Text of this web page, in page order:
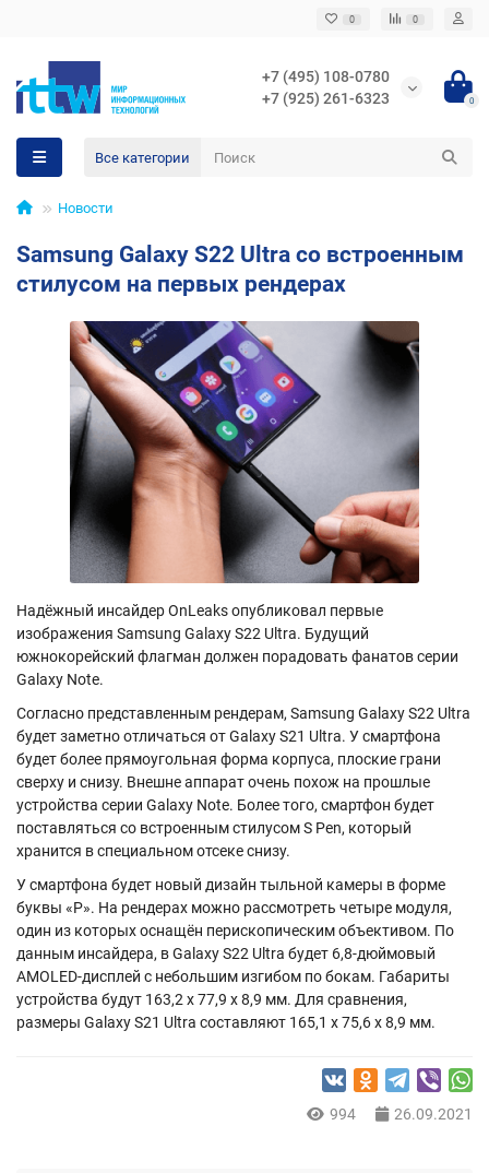
0 0
+7 (495) 108-0780
+7 (925) 261-6323
0
Все категории
Новости
Samsung Galaxy S22 Ultra со встроенным
стилусом на первых рендерах
Надёжный инсайдер OnLeaks опубликовал первые
изображения Samsung Galaxy S22 Ultra. Будущий
южнокорейский флагман должен порадовать фанатов серии
Galaxy Note.
Согласно представленным рендерам, Samsung Galaxy S22 Ultra
будет заметно отличаться от Galaxy S21 Ultra. У смартфона
будет более прямоугольная форма корпуса, плоские грани
сверху и снизу. Внешне аппарат очень похож на прошлые
устройства серии Galaxy Note. Более того, смартфон будет
поставляться со встроенным стилусом S Pen, который
хранится в специальном отсеке снизу.
У смартфона будет новый дизайн тыльной камеры в форме
буквы «P». На рендерах можно рассмотреть четыре модуля,
один из которых оснащён перископическим объективом. По
данным инсайдера, в Galaxy S22 Ultra будет 6,8-дюймовый
AMOLED-дисплей с небольшим изгибом по бокам. Габариты
устройства будут 163,2 x 77,9 x 8,9 мм. Для сравнения,
размеры Galaxy S21 Ultra составляют 165,1 x 75,6 x 8,9 мм.
994 26.09.2021